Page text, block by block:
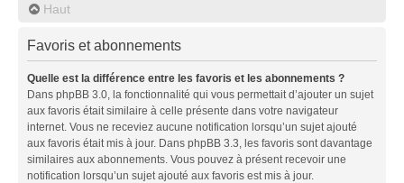
Haut
Favoris et abonnements
Quelle est la différence entre les favoris et les abonnements ?
Dans phpBB 3.0, la fonctionnalité qui vous permettait d’ajouter un sujet
aux favoris était similaire à celle présente dans votre navigateur
internet. Vous ne receviez aucune notification lorsqu’un sujet ajouté
aux favoris était mis à jour. Dans phpBB 3.3, les favoris sont davantage
similaires aux abonnements. Vous pouvez à présent recevoir une
notification lorsqu’un sujet ajouté aux favoris est mis à jour.